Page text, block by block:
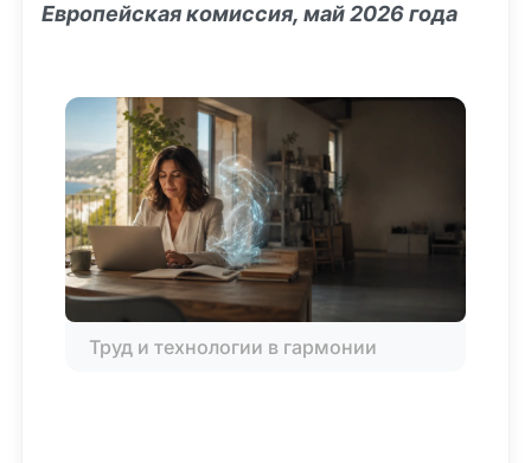
Европейская комиссия, май 2026 года
Труд и технологии в гармонии